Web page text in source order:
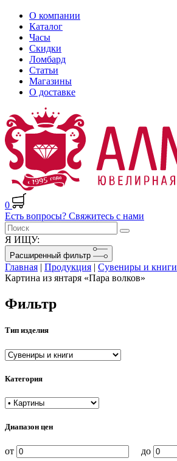
О компании
Каталог
Часы
Скидки
Ломбард
Статьи
Магазины
О доставке
0
Есть вопросы? Свяжитесь с нами
Я ИЩУ:
Расширенный фильтр
Главная | Продукция | Сувениры и книги
Картина из янтаря «Пара волков»
Фильтр
Тип изделия
Категория
Диапазон цен
от до